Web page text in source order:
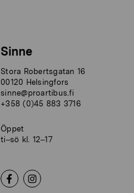
Sinne
Stora Robertsgatan 16
00120 Helsingfors
sinne@proartibus.fi
+358 (0)45 883 3716
Öppet
ti–sö kl. 12–17